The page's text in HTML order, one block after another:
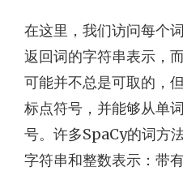
在这里，我们访问每个
返回词的字符串表示，
可能并不总是可取的，
标点符号，并能够从单
号。许多SpaCy的词方
字符串和整数表示：带